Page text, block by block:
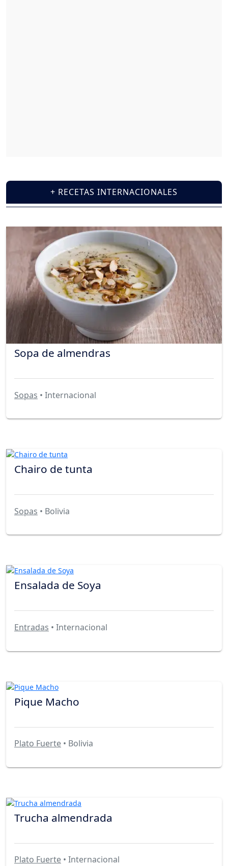
+ RECETAS INTERNACIONALES
Sopa de almendras
Sopas • Internacional
Chairo de tunta
Sopas • Bolivia
Ensalada de Soya
Entradas • Internacional
Pique Macho
Plato Fuerte • Bolivia
Trucha almendrada
Plato Fuerte • Internacional